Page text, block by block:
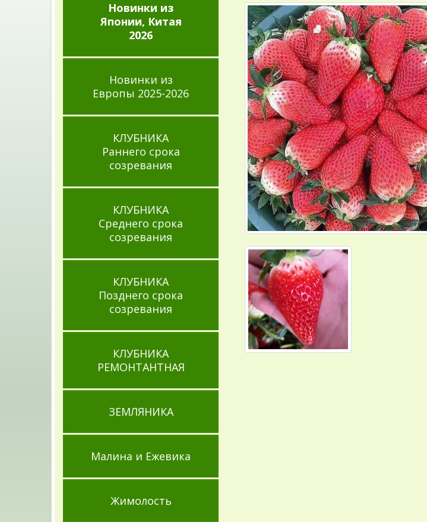
Новинки из
Японии, Китая
2026
Новинки из
Европы 2025-2026
КЛУБНИКА
Раннего срока
созревания
КЛУБНИКА
Среднего срока
созревания
КЛУБНИКА
Позднего срока
созревания
КЛУБНИКА
РЕМОНТАНТНАЯ
ЗЕМЛЯНИКА
Малина и Ежевика
Жимолость